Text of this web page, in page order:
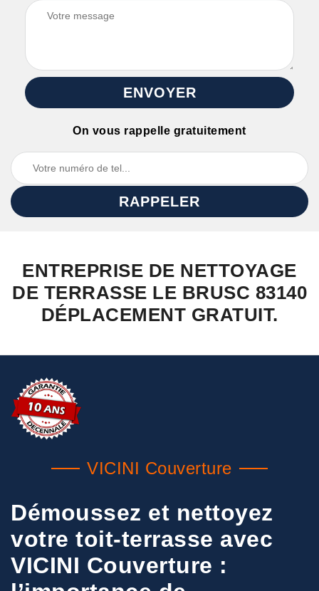
On vous rappelle gratuitement
ENTREPRISE DE NETTOYAGE
DE TERRASSE LE BRUSC 83140
DÉPLACEMENT GRATUIT.
VICINI Couverture
Démoussez et nettoyez
votre toit-terrasse avec
VICINI Couverture :